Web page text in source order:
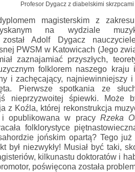
Profesor Dygacz z diabelskimi skrzpcami
magisterskim z
na wydziale
został Adolf Dygacz
PWSM w Katowicach (Jego
zaznajamiać przyszłych,
folklorem naszego
i zachęcający, najniewinniejszy
Pierwsze spotkania ze
nieprzyzwoitej śpiewki. Może
z Koźla, której rekonstrukcja
opublikowana w pracy Rzeka
folklorystyce
jońskim opartą? Tego
był niezwykły! Musiał być taki,
kilkunastu doktoratów i
poświęcona została